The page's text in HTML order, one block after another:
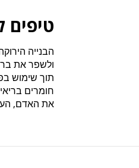
טיפים
הבנייה
ולשפר את
תוך שימוש
חומרים
את האדם,